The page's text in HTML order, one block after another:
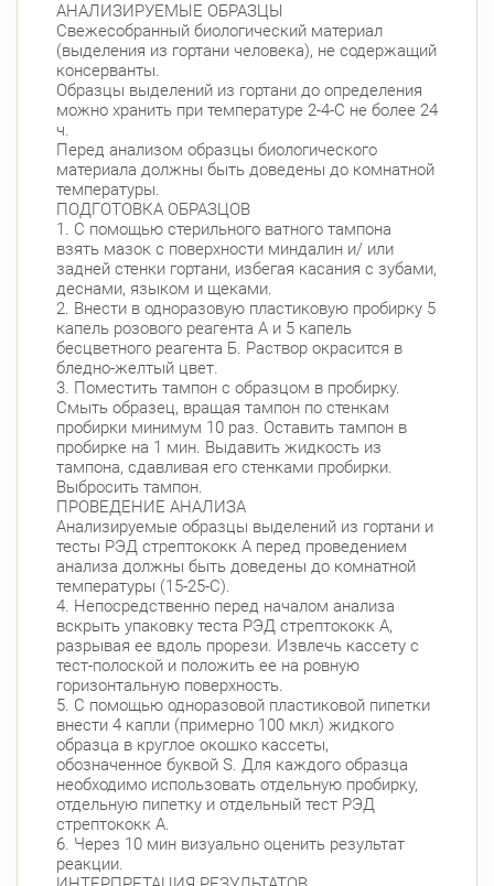
АНАЛИЗИРУЕМЫЕ ОБРАЗЦЫ
Свежесобранный биологический материал
(выделения из гортани человека), не содержащий
консерванты.
Образцы выделений из гортани до определения
можно хранить при температуре 2-4-С не более 24
ч.
Перед анализом образцы биологического
материала должны быть доведены до комнатной
температуры.
ПОДГОТОВКА ОБРАЗЦОВ
1. С помощью стерильного ватного тампона
взять мазок с поверхности миндалин и/ или
задней стенки гортани, избегая касания с зубами,
деснами, языком и щеками.
2. Внести в одноразовую пластиковую пробирку 5
капель розового реагента А и 5 капель
бесцветного реагента Б. Раствор окрасится в
бледно-желтый цвет.
3. Поместить тампон с образцом в пробирку.
Смыть образец, вращая тампон по стенкам
пробирки минимум 10 раз. Оставить тампон в
пробирке на 1 мин. Выдавить жидкость из
тампона, сдавливая его стенками пробирки.
Выбросить тампон.
ПРОВЕДЕНИЕ АНАЛИЗА
Анализируемые образцы выделений из гортани и
тесты РЭД стрептококк А перед проведением
анализа должны быть доведены до комнатной
температуры (15-25-С).
4. Непосредственно перед началом анализа
вскрыть упаковку теста РЭД стрептококк А,
разрывая ее вдоль прорези. Извлечь кассету с
тест-полоской и положить ее на ровную
горизонтальную поверхность.
5. С помощью одноразовой пластиковой пипетки
внести 4 капли (примерно 100 мкл) жидкого
образца в круглое окошко кассеты,
обозначенное буквой S. Для каждого образца
необходимо использовать отдельную пробирку,
отдельную пипетку и отдельный тест РЭД
стрептококк А.
6. Через 10 мин визуально оценить результат
реакции.